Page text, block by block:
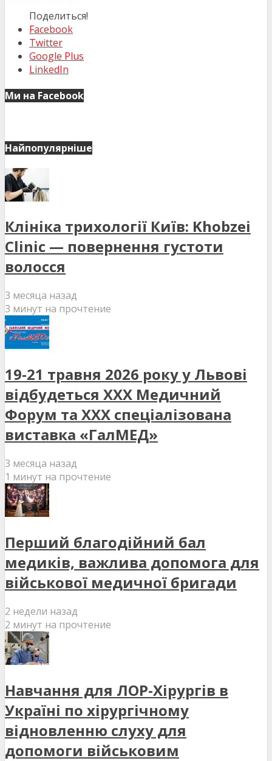
Поделиться!
Facebook
Twitter
Google Plus
LinkedIn
Ми на Facebook
Найпопулярніше
Клініка трихології Київ: Khobzei
Clinic — повернення густоти
волосся
3 месяца назад
3 минут на прочтение
19-21 травня 2026 року у Львові
відбудеться XXX Медичний
Форум та XXX спеціалізована
виставка «ГалМЕД»
3 месяца назад
1 минут на прочтение
Перший благодійний бал
медиків, важлива допомога для
військової медичної бригади
2 недели назад
2 минут на прочтение
Навчання для ЛОР-Хірургів в
Україні по хірургічному
відновленню слуху для
допомоги військовим